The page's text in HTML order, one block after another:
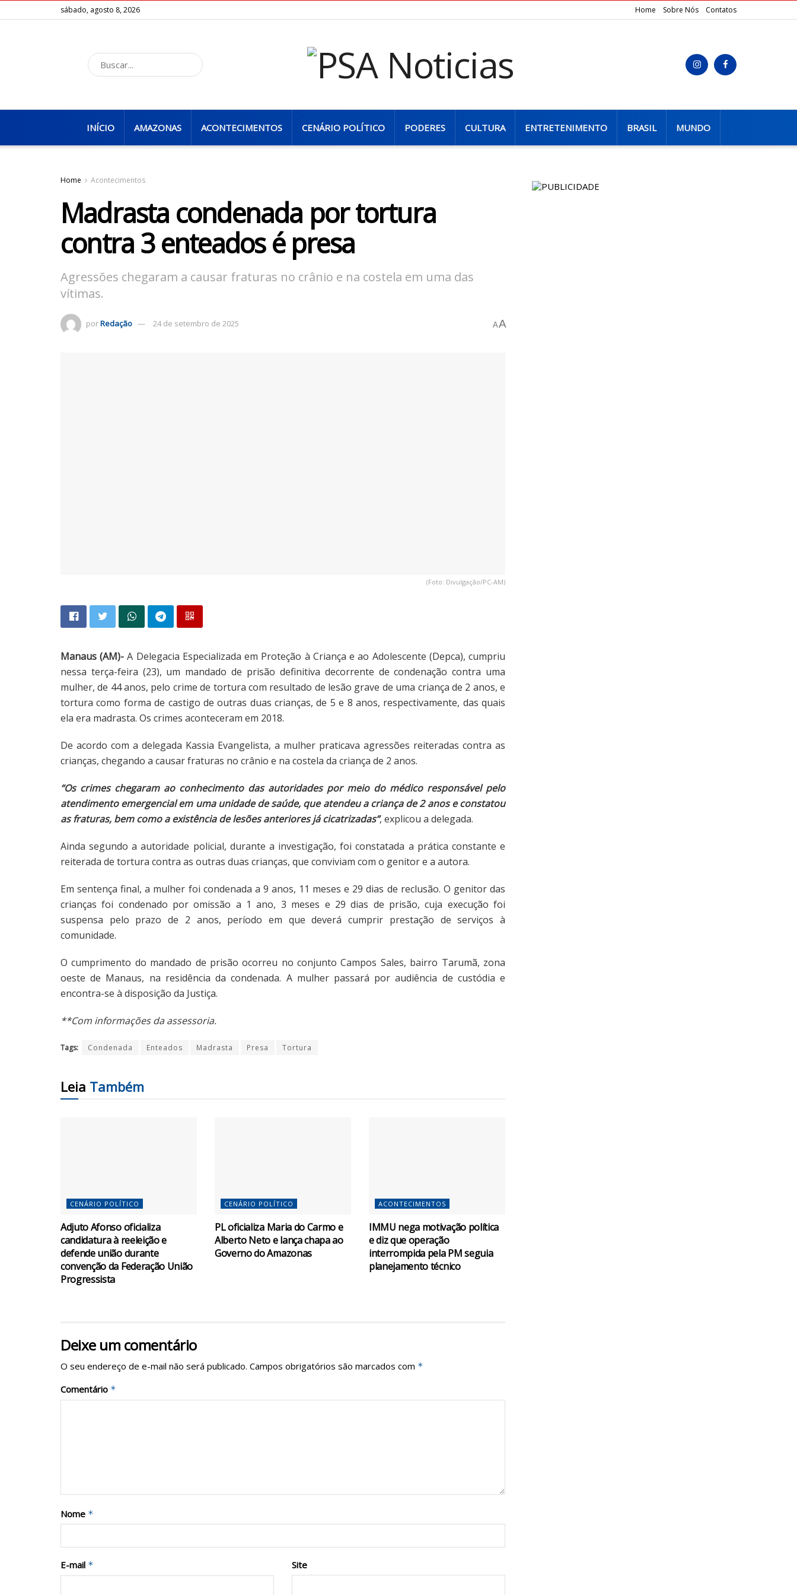
sábado, agosto 8, 2026 Home Sobre Nós Contatos
INÍCIO AMAZONAS ACONTECIMENTOS CENÁRIO POLÍTICO PODERES CULTURA ENTRETENIMENTO BRASIL MUNDO
Home Acontecimentos
Madrasta condenada por tortura
contra 3 enteados é presa
Agressões chegaram a causar fraturas no crânio e na costela em uma das
vítimas.
porRedação 24 de setembro de 2025 AA
(Foto: Divulgação/PC-AM)
Manaus (AM)-A Delegacia Especializada em Proteção à Criança e ao Adolescente (Depca), cumpriu
nessa terça-feira (23), um mandado de prisão definitiva decorrente de condenação contra uma
mulher, de 44 anos, pelo crime de tortura com resultado de lesão grave de uma criança de 2 anos, e
tortura como forma de castigo de outras duas crianças, de 5 e 8 anos, respectivamente, das quais
ela era madrasta. Os crimes aconteceram em 2018.
De acordo com a delegada Kassia Evangelista, a mulher praticava agressões reiteradas contra as
crianças, chegando a causar fraturas no crânio e na costela da criança de 2 anos.
“Os crimes chegaram ao conhecimento das autoridades por meio do médico responsável pelo
atendimento emergencial em uma unidade de saúde, que atendeu a criança de 2 anos e constatou
as fraturas, bem como a existência de lesões anteriores já cicatrizadas”, explicou a delegada.
Ainda segundo a autoridade policial, durante a investigação, foi constatada a prática constante e
reiterada de tortura contra as outras duas crianças, que conviviam com o genitor e a autora.
Em sentença final, a mulher foi condenada a 9 anos, 11 meses e 29 dias de reclusão. O genitor das
crianças foi condenado por omissão a 1 ano, 3 meses e 29 dias de prisão, cuja execução foi
suspensa pelo prazo de 2 anos, período em que deverá cumprir prestação de serviços à
comunidade.
O cumprimento do mandado de prisão ocorreu no conjunto Campos Sales, bairro Tarumã, zona
oeste de Manaus, na residência da condenada. A mulher passará por audiência de custódia e
encontra-se à disposição da Justiça.
**Com informações da assessoria.
Tags: Condenada Enteados Madrasta Presa Tortura
Leia Também
CENÁRIO POLÍTICO
Adjuto Afonso oficializa
candidatura à reeleição e
defende união durante
convenção da Federação União
Progressista
CENÁRIO POLÍTICO
PL oficializa Maria do Carmo e
Alberto Neto e lança chapa ao
Governo do Amazonas
ACONTECIMENTOS
IMMU nega motivação política
e diz que operação
interrompida pela PM seguia
planejamento técnico
Deixe um comentário
O seu endereço de e-mail não será publicado. Campos obrigatórios são marcados com *
Comentário *
Nome *
E-mail * Site